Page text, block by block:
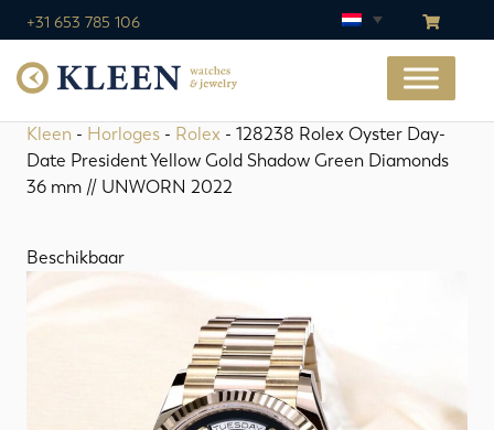
+31 653 785 106
Kleen - Horloges - Rolex - 128238 Rolex Oyster Day-
Date President Yellow Gold Shadow Green Diamonds
36 mm // UNWORN 2022
Beschikbaar